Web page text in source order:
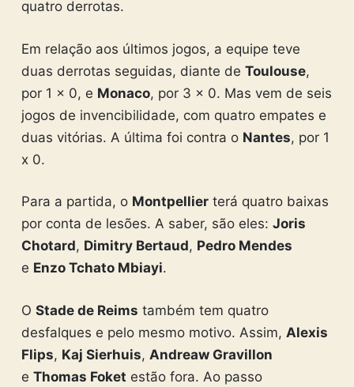
quatro derrotas.
Em relação aos últimos jogos, a equipe teve
duas derrotas seguidas, diante de Toulouse,
por 1 x 0, e Monaco, por 3 x 0. Mas vem de seis
jogos de invencibilidade, com quatro empates e
duas vitórias. A última foi contra o Nantes, por 1
x 0.
Para a partida, o Montpellierterá quatro baixas
por conta de lesões. A saber, são eles: Joris
Chotard, Dimitry Bertaud, Pedro Mendes
e Enzo Tchato Mbiayi.
O Stade de Reims também tem quatro
desfalques e pelo mesmo motivo. Assim, Alexis
Flips, Kaj Sierhuis, Andreaw Gravillon
e Thomas Foket estão fora. Ao passo